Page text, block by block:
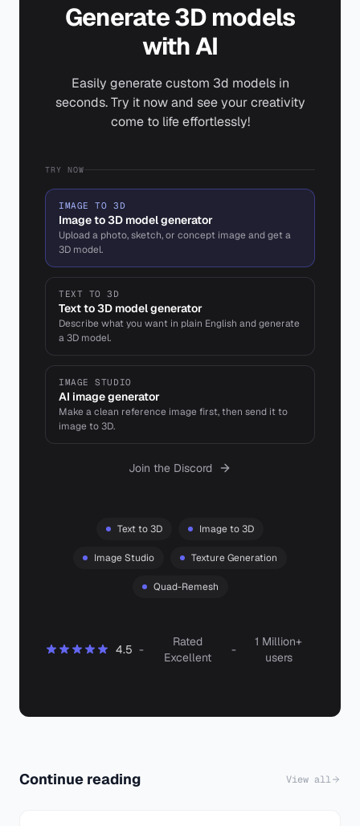
Generate 3D models
with AI
Easily generate custom 3d models in
seconds. Try it now and see your creativity
come to life effortlessly!
TRY NOW
IMAGE TO 3D
Image to 3D model generator
Upload a photo, sketch, or concept image and get a
3D model.
TEXT TO 3D
Text to 3D model generator
Describe what you want in plain English and generate
a 3D model.
IMAGE STUDIO
AI image generator
Make a clean reference image first, then send it to
image to 3D.
Join the Discord
Text to 3D Image to 3D
Image Studio Texture Generation
Quad-Remesh
4.5 -
Rated
Excellent
-
1 Million+
users
Continue reading View all